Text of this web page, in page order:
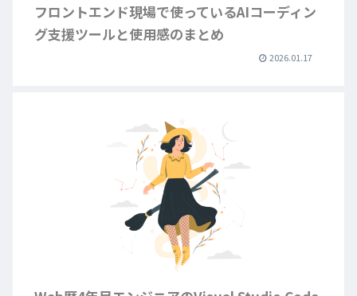
フロントエンド現場で使っているAIコーディン
グ支援ツールと使用感のまとめ
2026.01.17